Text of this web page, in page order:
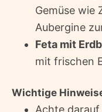
Gemüse wie
Aubergine
Feta mit
mit frischen
Wichtige
Achte